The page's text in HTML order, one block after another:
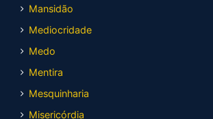
Mansidão
Mediocridade
Medo
Mentira
Mesquinharia
Misericórdia